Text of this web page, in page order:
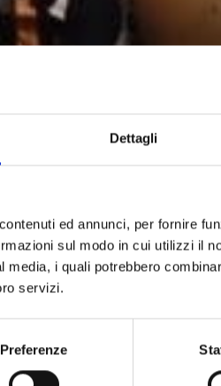
Dettagli
ed annunci, per fornire
sul modo in cui utilizzi il
media, i quali potrebbero
servizi.
Preferenze